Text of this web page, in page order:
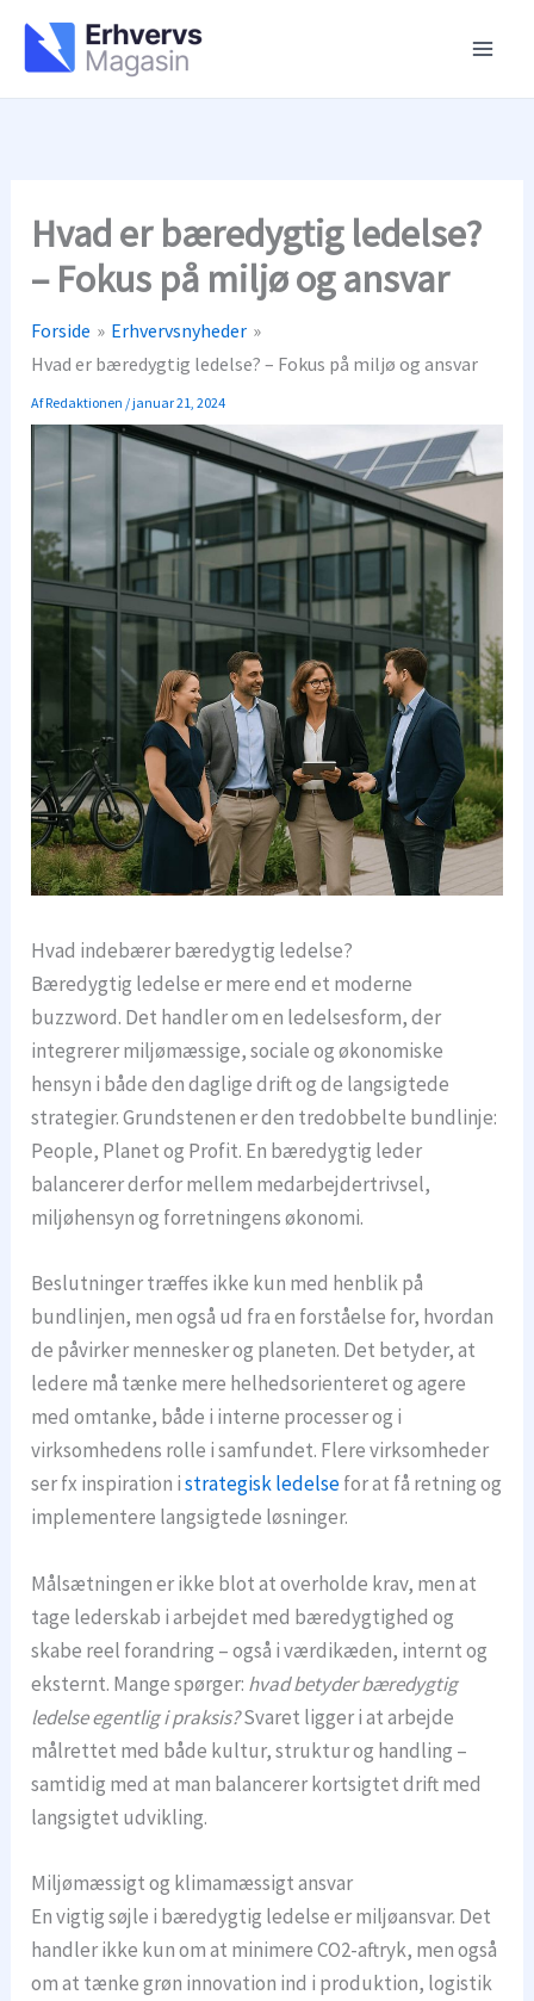
Hvad er bæredygtig ledelse?
– Fokus på miljø og ansvar
Forside
Erhvervsnyheder
Hvad er bæredygtig ledelse? – Fokus på miljø og ansvar
AfRedaktionen /januar 21, 2024
Hvad indebærer bæredygtig ledelse?
Bæredygtig ledelse er mere end et moderne
buzzword. Det handler om en ledelsesform, der
integrerer miljømæssige, sociale og økonomiske
hensyn i både den daglige drift og de langsigtede
strategier. Grundstenen er den tredobbelte bundlinje:
People, Planet og Profit. En bæredygtig leder
balancerer derfor mellem medarbejdertrivsel,
miljøhensyn og forretningens økonomi.
Beslutninger træffes ikke kun med henblik på
bundlinjen, men også ud fra en forståelse for, hvordan
de påvirker mennesker og planeten. Det betyder, at
ledere må tænke mere helhedsorienteret og agere
med omtanke, både i interne processer og i
virksomhedens rolle i samfundet. Flere virksomheder
ser fx inspiration istrategisk ledelsefor at få retning og
implementere langsigtede løsninger.
Målsætningen er ikke blot at overholde krav, men at
tage lederskab i arbejdet med bæredygtighed og
skabe reel forandring – også i værdikæden, internt og
eksternt. Mange spørger: hvad betyder bæredygtig
ledelse egentlig i praksis?Svaret ligger i at arbejde
målrettet med både kultur, struktur og handling –
samtidig med at man balancerer kortsigtet drift med
langsigtet udvikling.
Miljømæssigt og klimamæssigt ansvar
En vigtig søjle i bæredygtig ledelse er miljøansvar. Det
handler ikke kun om at minimere CO2-aftryk, men også
om at tænke grøn innovation ind i produktion, logistik